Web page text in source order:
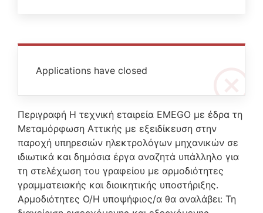
Applications have closed
Περιγραφή Η τεχνική εταιρεία EMEGO με έδρα τη
Μεταμόρφωση Αττικής με εξειδίκευση στην
παροχή υπηρεσιών ηλεκτρολόγων μηχανικών σε
ιδιωτικά και δημόσια έργα αναζητά υπάλληλο για
τη στελέχωση του γραφείου με αρμοδιότητες
γραμματειακής και διοικητικής υποστήριξης.
Αρμοδιότητες Ο/Η υποψήφιος/α θα αναλάβει: Τη